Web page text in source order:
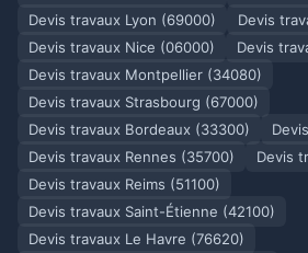
Devis travaux Lyon (69000)
Devis
Devis travaux Nice (06000)
Devis
Devis travaux Montpellier (34080)
Devis travaux Strasbourg (67000)
Devis travaux Bordeaux (33300)
Devis travaux Rennes (35700)
Devis
Devis travaux Reims (51100)
Devis travaux Saint-Étienne (42100)
Devis travaux Le Havre (76620)